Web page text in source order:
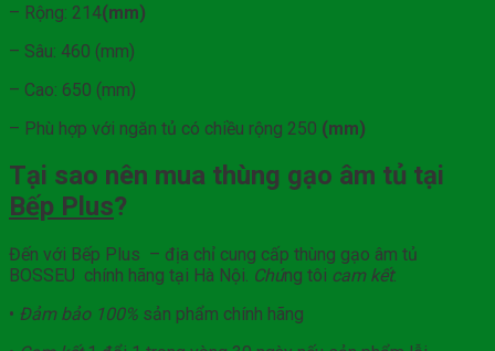
– Rộng: 214(mm)
– Sâu: 460 (mm)
– Cao: 650 (mm)
– Phù hợp với ngăn tủ có chiều rộng 250 (mm)
Tại sao nên mua thùng gạo âm tủ tại
Bếp Plus?
Đến với Bếp Plus – địa chỉ cung cấp thùng gạo âm tủ
BOSSEU chính hãng tại Hà Nội. Chúng tôi cam kết:
• Đảm bảo 100% sản phẩm chính hãng